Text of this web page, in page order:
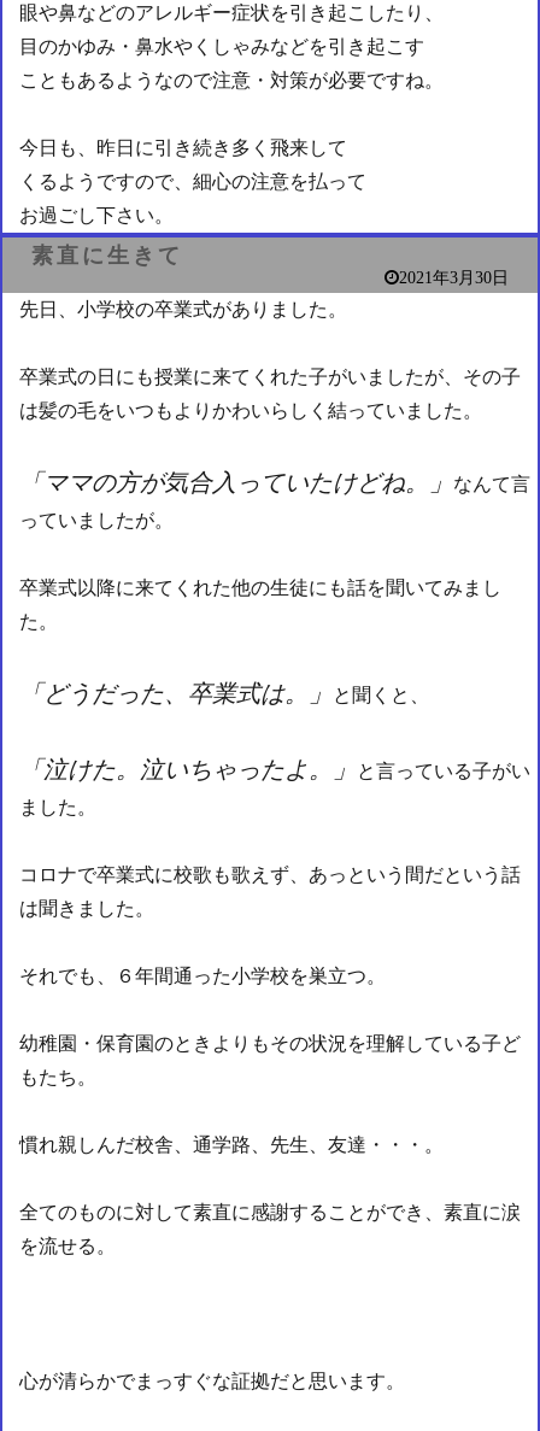
眼や鼻などのアレルギー症状を引き起こしたり、
目のかゆみ・鼻水やくしゃみなどを引き起こす
こともあるようなので注意・対策が必要ですね。
今日も、昨日に引き続き多く飛来して
くるようですので、細心の注意を払って
お過ごし下さい。
素直に生きて
2021年3月30日
先日、小学校の卒業式がありました。
卒業式の日にも授業に来てくれた子がいましたが、その子
は髪の毛をいつもよりかわいらしく結っていました。
「ママの方が気合入っていたけどね。」
なんて言
っていましたが。
卒業式以降に来てくれた他の生徒にも話を聞いてみまし
た。
「どうだった、卒業式は。」 と聞くと、
「泣けた。泣いちゃったよ。」
と言っている子がい
ました。
コロナで卒業式に校歌も歌えず、あっという間だという話
は聞きました。
それでも、６年間通った小学校を巣立つ。
幼稚園・保育園のときよりもその状況を理解している子ど
もたち。
慣れ親しんだ校舎、通学路、先生、友達・・・。
全てのものに対して素直に感謝することができ、素直に涙
を流せる。
心が清らかでまっすぐな証拠だと思います。